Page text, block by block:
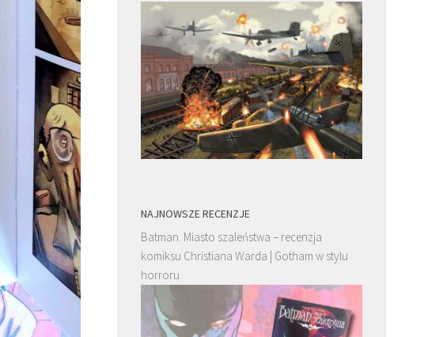
NAJNOWSZE RECENZJE
Batman. Miasto szaleństwa – recenzja
komiksu Christiana Warda | Gotham w stylu
horroru